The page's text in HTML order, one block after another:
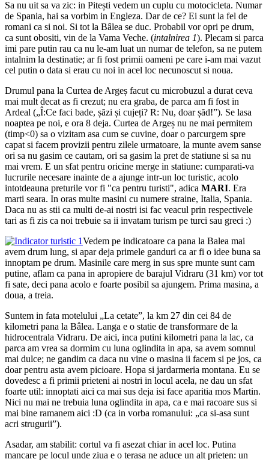
Sa nu uit sa va zic: in Pitești vedem un cuplu cu motocicleta. Numar
de Spania, hai sa vorbim in Engleza. Dar de ce? Ei sunt la fel de
romani ca si noi. Si tot la Bâlea se duc. Probabil vor opri pe drum,
ca sunt obositi, vin de la Vama Veche. (intalnirea 1). Plecam si parca
imi pare putin rau ca nu le-am luat un numar de telefon, sa ne putem
intalnim la destinatie; ar fi fost primii oameni pe care i-am mai vazut
cel putin o data si erau cu noi in acel loc necunoscut si noua.
Drumul pana la Curtea de Argeș facut cu microbuzul a durat ceva
mai mult decat as fi crezut; nu era graba, de parca am fi fost in
Ardeal („Î:Ce faci bade, șăzi și cujeți? R: Nu, doar șăd!”). Se lasa
noaptea pe noi, e ora 8 deja. Curtea de Argeș nu ne mai permitem
(timp<0) sa o vizitam asa cum se cuvine, doar o parcurgem spre
capat si facem provizii pentru zilele urmatoare, la munte avem sanse
ori sa nu gasim ce cautam, ori sa gasim la pret de statiune si sa nu
mai vrem. E un sfat pentru oricine merge in statiune: cumparati-va
lucrurile necesare inainte de a ajunge intr-un loc turistic, acolo
intotdeauna preturile vor fi "ca pentru turisti", adica MARI. Era
marti seara. In oras multe masini cu numere straine, Italia, Spania.
Daca nu as stii ca multi de-ai nostri isi fac veacul prin respectivele
tari as fi zis ca noi trebuie sa ii invatam turism pe turci sau greci :)
Vedem pe indicatoare ca pana la Balea mai
avem drum lung, si apar deja primele ganduri ca ar fi o idee buna sa
innoptam pe drum. Masinile care merg in sus spre munte sunt cam
putine, aflam ca pana in apropiere de barajul Vidraru (31 km) vor tot
fi sate, deci pana acolo e foarte posibil sa ajungem. Prima masina, a
doua, a treia.
Suntem in fata motelului „La cetate”, la km 27 din cei 84 de
kilometri pana la Bâlea. Langa e o statie de transformare de la
hidrocentrala Vidraru. De aici, inca putini kilometri pana la lac, ca
parca am vrea sa dormim cu luna oglindita in apa, sa avem somnul
mai dulce; ne gandim ca daca nu vine o masina ii facem si pe jos, ca
doar pentru asta avem picioare. Hopa si jardarmeria montana. Eu se
dovedesc a fi primii prieteni ai nostri in locul acela, ne dau un sfat
foarte util: innoptati aici ca mai sus deja isi face aparitia mos Martin.
Nici nu mai ne trebuia luna oglindita in apa, ca e mai racoare sus si
mai bine ramanem aici :D (ca in vorba romanului: „ca si-asa sunt
acri strugurii”).
Asadar, am stabilit: cortul va fi asezat chiar in acel loc. Putina
mancare pe locul unde ziua e o terasa ne aduce un alt prieten: un